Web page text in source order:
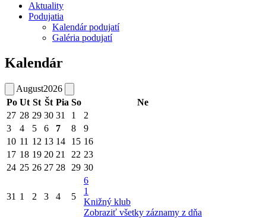
Aktuality
Podujatia
Kalendár podujatí
Galéria podujatí
Kalendár
August2026
Po Ut St Št Pia So
Ne
27 28 29 30 31 1
2
3
4 5 6 7 8
9
10 11 12 13 14 15 16
17 18 19 20 21 22 23
24 25 26 27 28 29 30
31 1 2 3 4 5
6
1
Knižný klub
Zobraziť všetky záznamy z dňa